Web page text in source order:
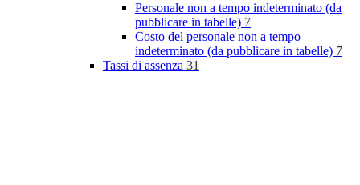
Personale non a tempo indeterminato (da
pubblicare in tabelle) 7
Costo del personale non a tempo
indeterminato (da pubblicare in tabelle) 7
Tassi di assenza 31